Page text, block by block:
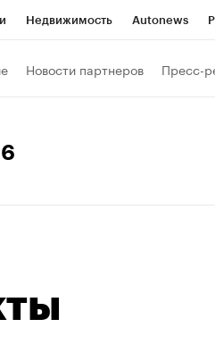
Недвижимость Autonews
Новости партнеров Пресс-